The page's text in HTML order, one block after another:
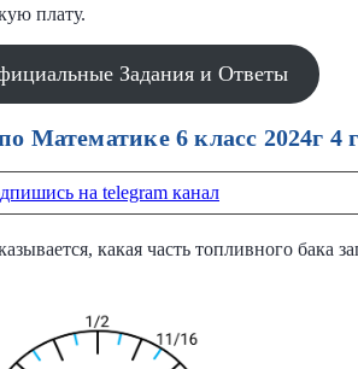
плату.
Задания и Ответы
Математике 6 класс 2024г 4
на telegram канал
какая часть топливного бака